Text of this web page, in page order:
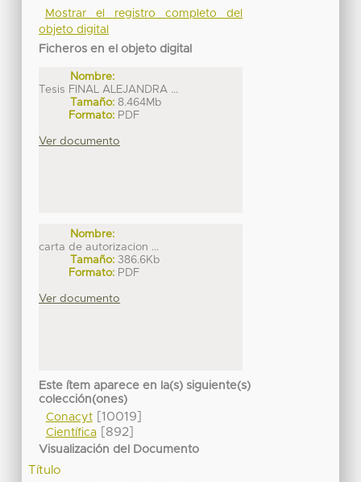
Mostrar el registro completo del
objeto digital
Ficheros en el objeto digital
Nombre:
Tesis FINAL ALEJANDRA ...
Tamaño: 8.464Mb
Formato: PDF
Ver documento
Nombre:
carta de autorizacion ...
Tamaño: 386.6Kb
Formato: PDF
Ver documento
Este ítem aparece en la(s) siguiente(s)
colección(ones)
Conacyt[10019]
Científica[892]
Visualización del Documento
Título